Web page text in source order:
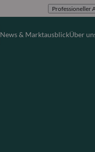
Professioneller
News & MarktausblickÜber